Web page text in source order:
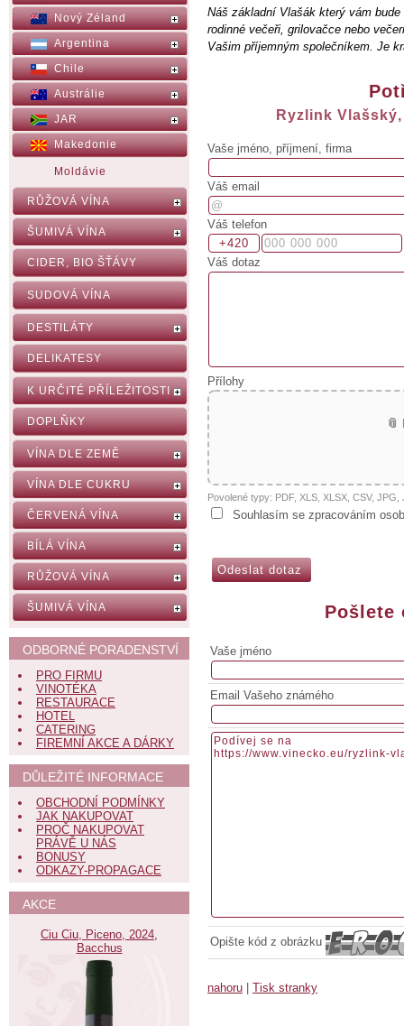
Náš základní Vlašák který vám
rodinné večeři, grilovačce nebo
Vašim příjemným společníkem. Je
Ryzlink
Vaše jméno, příjmení, firma
Váš email
Váš telefon
Váš dotaz
Přílohy
Povolené typy: PDF, XLS, XLSX, CSV,
Souhlasím se zpracováním
Pošlete
Vaše jméno
Email Vašeho známého
Opište kód z obrázku
nahoru Tisk stranky
Nový Zéland
Argentina
Chile
Austrálie
JAR
Makedonie
Moldávie
RŮŽOVÁ VÍNA
ŠUMIVÁ VÍNA
CIDER, BIO ŠŤÁVY
SUDOVÁ VÍNA
DESTILÁTY
DELIKATESY
K URČITÉ PŘÍLEŽITOSTI
DOPLŇKY
VÍNA DLE ZEMĚ
VÍNA DLE CUKRU
ČERVENÁ VÍNA
BÍLÁ VÍNA
RŮŽOVÁ VÍNA
ŠUMIVÁ VÍNA
ODBORNÉ PORADENSTVÍ
PRO FIRMU
VINOTÉKA
RESTAURACE
HOTEL
CATERING
FIREMNÍ AKCE A DÁRKY
DŮLEŽITÉ INFORMACE
OBCHODNÍ PODMÍNKY
JAK NAKUPOVAT
PROČ NAKUPOVAT
PRÁVĚ U NÁS
BONUSY
ODKAZY-PROPAGACE
AKCE
Ciu Ciu, Piceno, 2024,
Bacchus